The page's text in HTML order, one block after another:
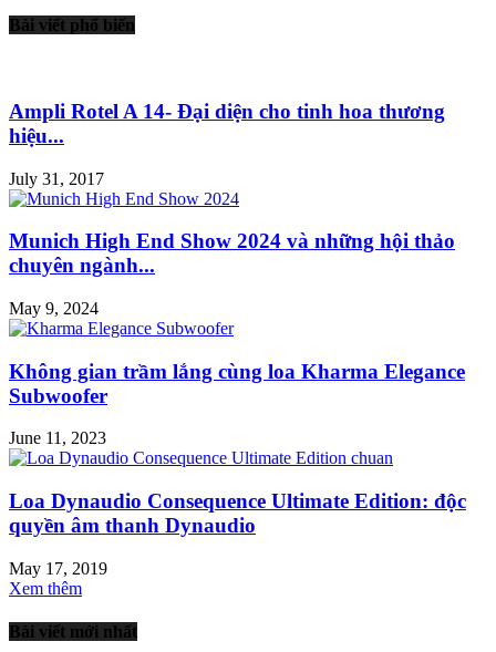
Bài viết phổ biến
Ampli Rotel A 14- Đại diện cho tinh hoa thương
hiệu...
July 31, 2017
Munich High End Show 2024 và những hội thảo
chuyên ngành...
May 9, 2024
Không gian trầm lắng cùng loa Kharma Elegance
Subwoofer
June 11, 2023
Loa Dynaudio Consequence Ultimate Edition: độc
quyền âm thanh Dynaudio
May 17, 2019
Xem thêm
Bài viết mới nhất